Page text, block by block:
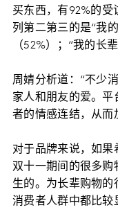
买东西，有92%的受
列第二第三的是“我
（52%）；“我的长
周婧分析道：“不少
家人和朋友的爱。平
者的情感连结，从而
对于品牌来说，如果
双十一期间的很多购
生的。为长辈购物的
消费者人群中都比较